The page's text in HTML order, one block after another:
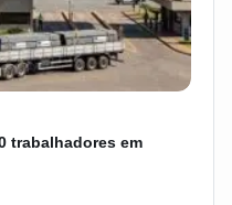
trabalhadores em